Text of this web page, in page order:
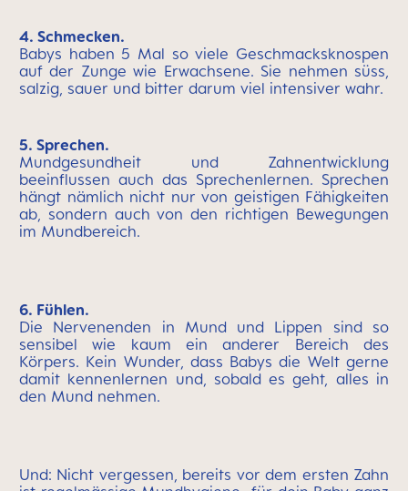
4. Schmecken.
Babys haben 5 Mal so viele Geschmacksknospen
auf der Zunge wie Erwachsene. Sie nehmen süss,
salzig, sauer und bitter darum viel intensiver wahr.
5. Sprechen.
Mundgesundheit und Zahnentwicklung
beeinflussen auch das Sprechenlernen. Sprechen
hängt nämlich nicht nur von geistigen Fähigkeiten
ab, sondern auch von den richtigen Bewegungen
im Mundbereich.
6. Fühlen.
Die Nervenenden in Mund und Lippen sind so
sensibel wie kaum ein anderer Bereich des
Körpers. Kein Wunder, dass Babys die Welt gerne
damit kennenlernen und, sobald es geht, alles in
den Mund nehmen.
Und: Nicht vergessen, bereits vor dem ersten Zahn